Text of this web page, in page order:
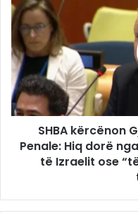
SHBA kërcënon
Penale: Hiq dorë
të Izraelit ose